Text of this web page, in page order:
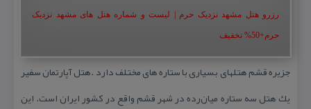
رزرو هتل مشهد نزدیک حرم | لیست و شماره هتل های مشهد نزدیک
حرم+50% تخفیف
جزیره قشم هتلهای بسیاری با ستاره های مختلف دارد .هتل آپارتمان سفیر
یك هتل سه ستاره میان‌رده در شهر قشم واقع در كشور ایران است. این